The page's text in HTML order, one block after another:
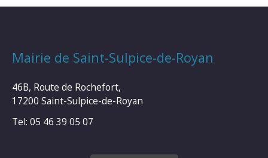
Mairie de Saint-Sulpice-de-Royan
46B, Route de Rochefort,
17200 Saint-Sulpice-de-Royan
Tel: 05 46 39 05 07